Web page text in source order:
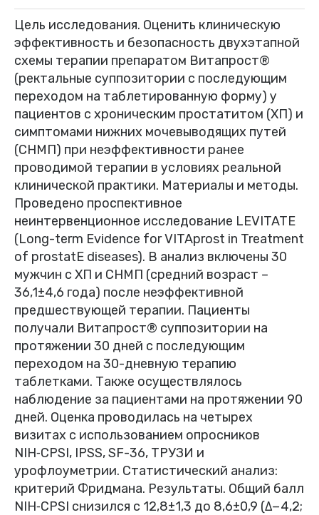
Цель исследования. Оценить клиническую
эффективность и безопасность двухэтапной
схемы терапии препаратом Витапрост®
(ректальные суппозитории с последующим
переходом на таблетированную форму) у
пациентов с хроническим простатитом (ХП) и
симптомами нижних мочевыводящих путей
(СНМП) при неэффективности ранее
проводимой терапии в условиях реальной
клинической практики. Материалы и методы.
Проведено проспективное
неинтервенционное исследование LEVITATE
(Long-term Evidence for VITAprost in Treatment
of prostatE diseases). В анализ включены 30
мужчин с ХП и СНМП (средний возраст –
36,1±4,6 года) после неэффективной
предшествующей терапии. Пациенты
получали Витапрост® суппозитории на
протяжении 30 дней с последующим
переходом на 30-дневную терапию
таблетками. Также осуществлялось
наблюдение за пациентами на протяжении 90
дней. Оценка проводилась на четырех
визитах с использованием опросников
NIH‑CPSI, IPSS, SF-36, ТРУЗИ и
урофлоуметрии. Статистический анализ:
критерий Фридмана. Результаты. Общий балл
NIH‑CPSI снизился с 12,8±1,3 до 8,6±0,9 (Δ−4,2;